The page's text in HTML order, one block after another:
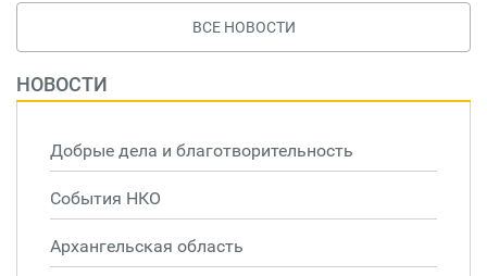
ВСЕ НОВОСТИ
НОВОСТИ
Добрые дела и благотворительность
События НКО
Архангельская область